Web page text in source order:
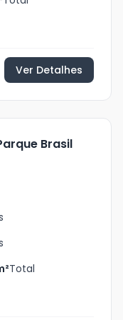
Ver Detalhes
Brasil
Total